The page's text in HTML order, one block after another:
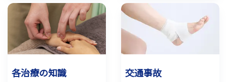
各治療の知識 交通事故